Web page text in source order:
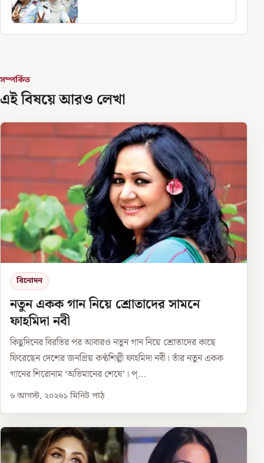
সম্পর্কিত
এই বিষয়ে আরও লেখা
বিনোদন
নতুন একক গান নিয়ে শ্রোতাদের সামনে
ফাহমিদা নবী
কিছুদিনের বিরতির পর আবারও নতুন গান নিয়ে শ্রোতাদের কাছে
ফিরেছেন দেশের জনপ্রিয় কণ্ঠশিল্পী ফাহমিদা নবী। তাঁর নতুন একক
গানের শিরোনাম ‘অভিমানের শেষে’। প্...
৬ আগস্ট, ২০২৬১ মিনিট পাঠ